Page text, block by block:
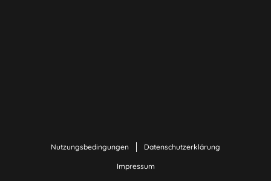
Nutzungsbedingungen Datenschutzerklärung
Impressum